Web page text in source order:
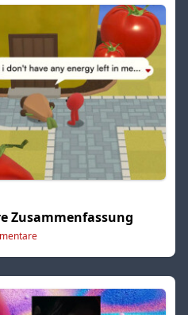
Zusammenfassung